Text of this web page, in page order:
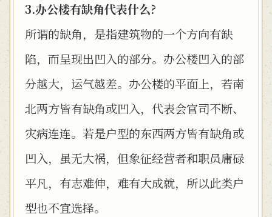
3.办公楼有缺角代表什么?
所谓的缺角，是指建筑物的一个方向有缺
陷，而呈现出凹入的部分。办公楼凹入的部
分越大，运气越差。办公楼的平面上，若南
北两方皆有缺角或凹入，代表会官司不断、
灾病连连。若是户型的东西两方皆有缺角或
凹入，虽无大祸，但象征经营者和职员庸碌
平凡，有志难伸，难有大成就，所以此类户
型也不宜选择。